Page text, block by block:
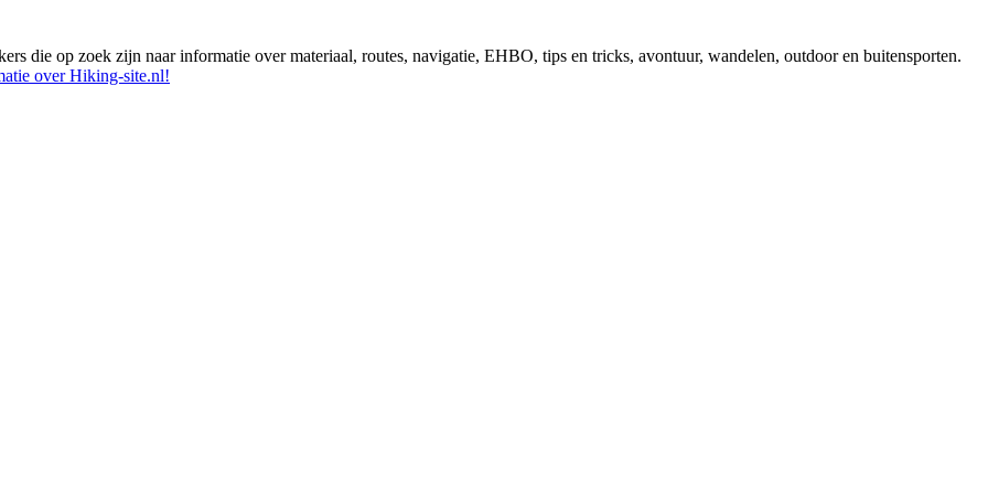
die op zoek zijn naar informatie over materiaal, routes, navigatie, EHBO, tips en tricks, avontuur, wandelen, outdoor en buitensporten.
over Hiking-site.nl!